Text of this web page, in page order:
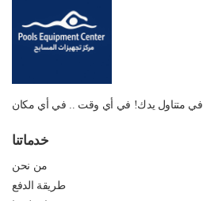
في متناول يدك! في أي وقت .. في أي مكان
خدماتنا
من نحن
طريقة الدفع